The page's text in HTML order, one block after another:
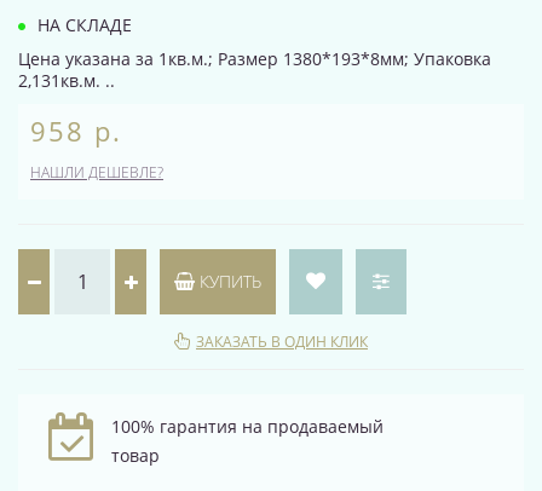
НА СКЛАДЕ
Цена указана за 1кв.м.; Размер 1380*193*8мм; Упаковка
2,131кв.м. ..
958 р.
НАШЛИ ДЕШЕВЛЕ?
КУПИТЬ
ЗАКАЗАТЬ В ОДИН КЛИК
100% гарантия на продаваемый
товар